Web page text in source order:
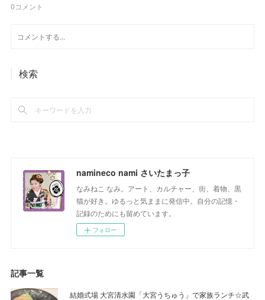
0コメント
検索
namineco nami さいたまっ子
なみねこ なみ。アート、カルチャー、街、着物、黒
猫が好き。ゆるっと気ままに発信中。自分の記憶・
記録のためにも留めています。
フォロー
記事一覧
結婚式場 大宮清水園「大宮うちゅう」で家族ランチ☆武